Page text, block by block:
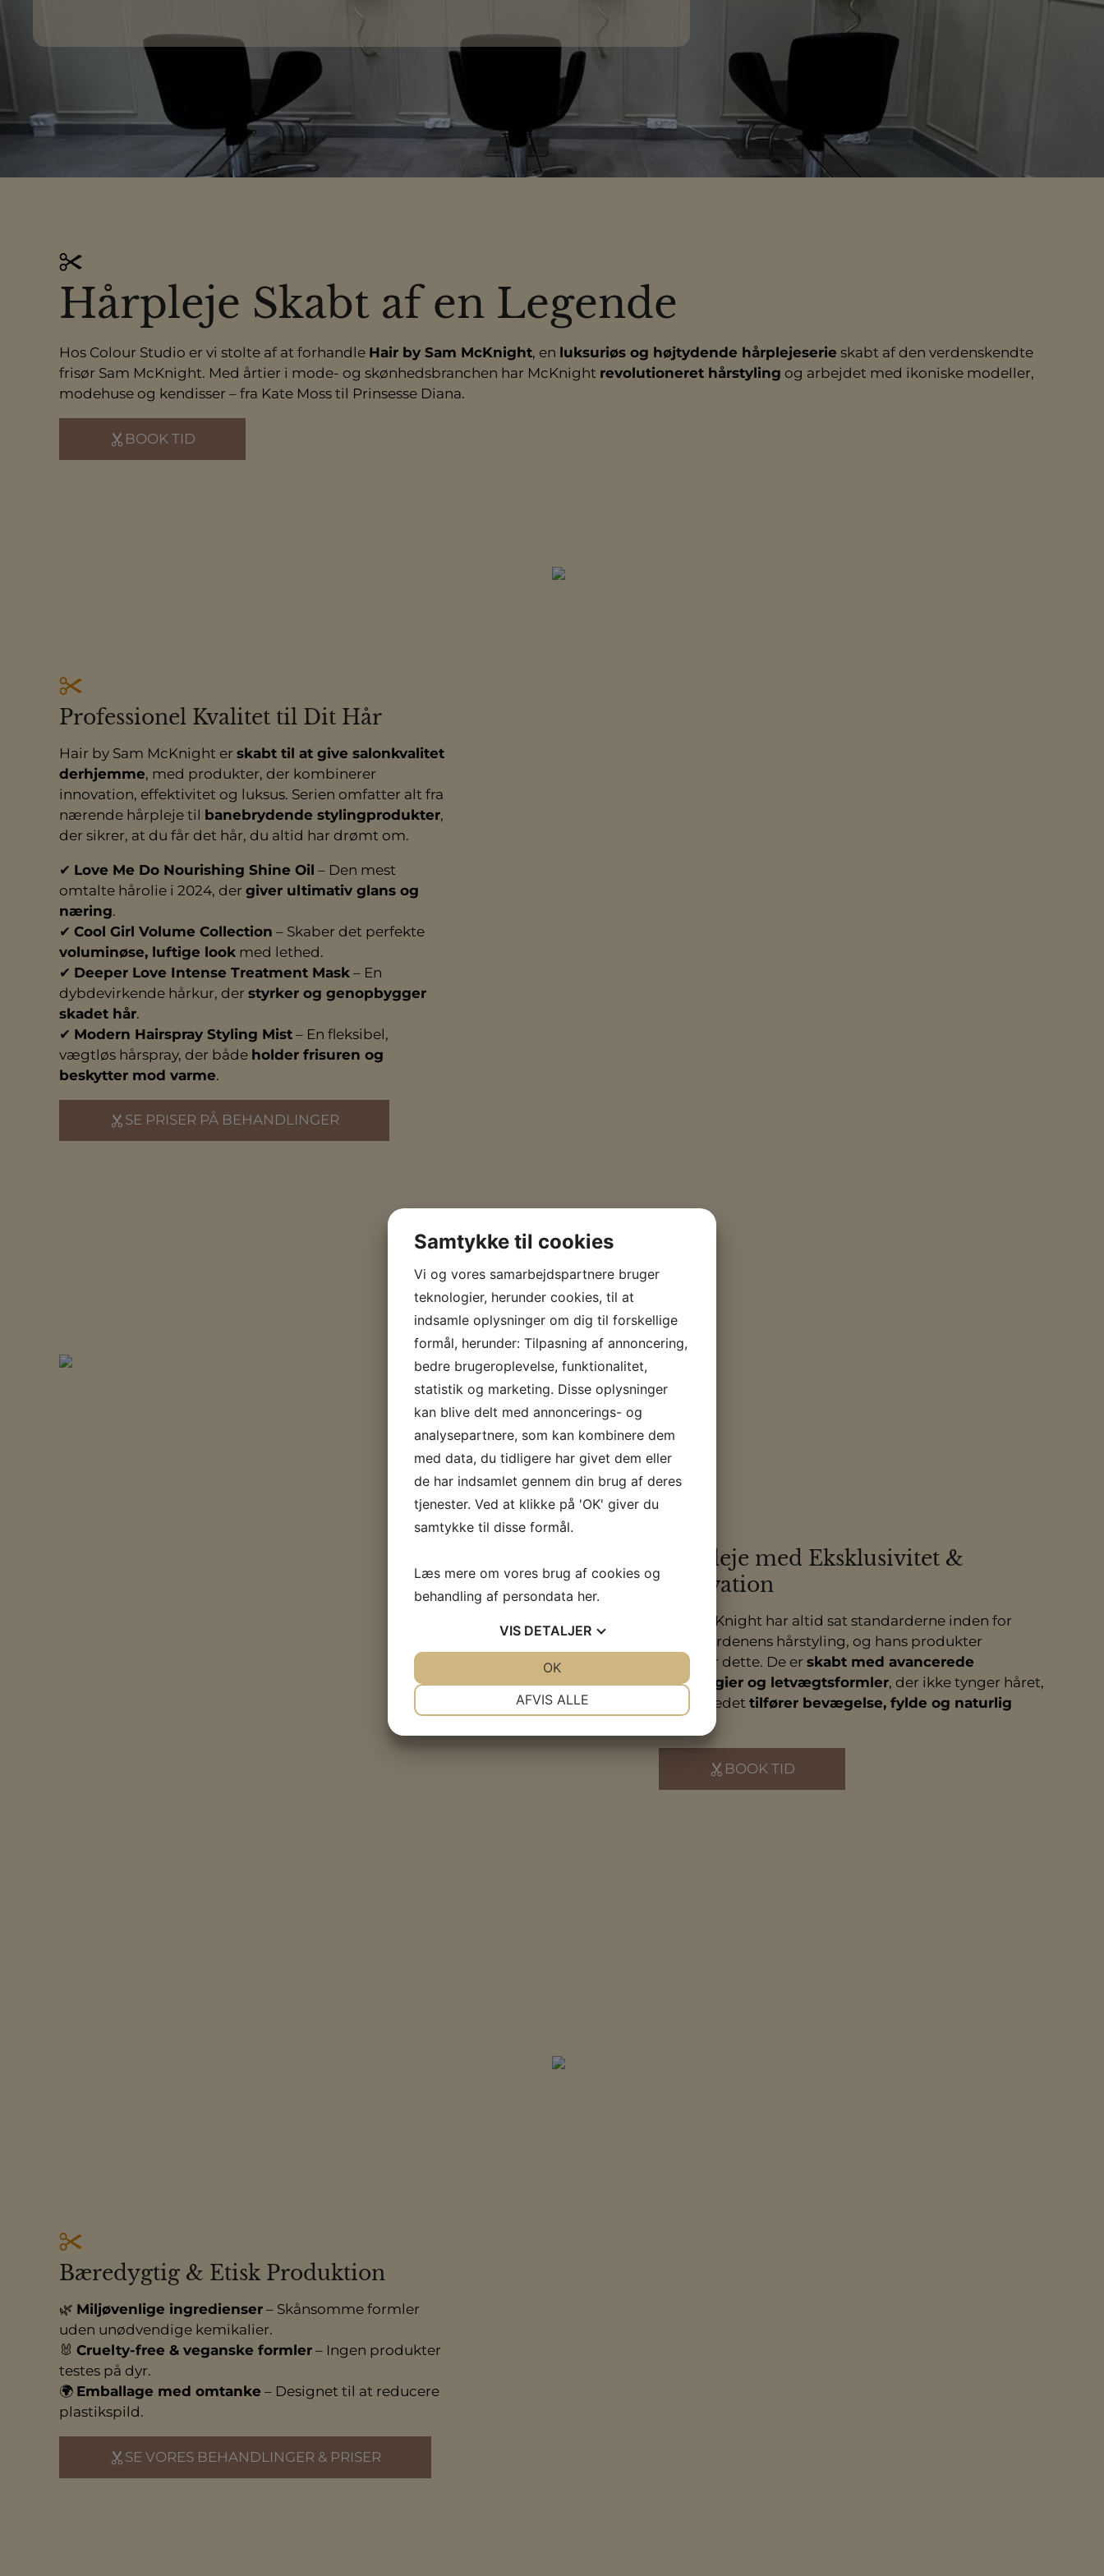
Hårpleje Skabt af en Legende
Hos Colour Studio er vi stolte af at forhandle Hair by Sam McKnight, en luksuriøs og højtydende hårplejeserie skabt af den verdenskendte
frisør Sam McKnight. Med årtier i mode- og skønhedsbranchen har McKnight revolutioneret hårstyling og arbejdet med ikoniske modeller,
modehuse og kendisser – fra Kate Moss til Prinsesse Diana.
BOOK TID
Professionel Kvalitet til Dit Hår
Hair by Sam McKnight er skabt til at give salonkvalitet
derhjemme, med produkter, der kombinerer
innovation, effektivitet og luksus. Serien omfatter alt fra
nærende hårpleje til banebrydende stylingprodukter,
der sikrer, at du får det hår, du altid har drømt om.
✔ Love Me Do Nourishing Shine Oil – Den mest
omtalte hårolie i 2024, der giver ultimativ glans og
næring.
✔ Cool Girl Volume Collection – Skaber det perfekte
voluminøse, luftige look med lethed.
✔ Deeper Love Intense Treatment Mask – En
dybdevirkende hårkur, der styrker og genopbygger
skadet hår.
✔ Modern Hairspray Styling Mist – En fleksibel,
vægtløs hårspray, der både holder frisuren og
beskytter mod varme.
SE PRISER PÅ BEHANDLINGER
Hårpleje med Eksklusivitet &
Innovation
Sam McKnight har altid sat standarderne inden for
modeverdenens hårstyling, og hans produkter
afspejler dette. De er skabt med avancerede
teknologier og letvægtsformler, der ikke tynger håret,
men i stedet tilfører bevægelse, fylde og naturlig
BOOK TID
Bæredygtig & Etisk Produktion
🌿 Miljøvenlige ingredienser – Skånsomme formler
uden unødvendige kemikalier.
🐰 Cruelty-free & veganske formler – Ingen produkter
testes på dyr.
🌍 Emballage med omtanke – Designet til at reducere
plastikspild.
SE VORES BEHANDLINGER & PRISER
Samtykke til cookies
Vi og vores samarbejdspartnere bruger
teknologier, herunder cookies, til at
indsamle oplysninger om dig til forskellige
formål, herunder: Tilpasning af annoncering,
bedre brugeroplevelse, funktionalitet,
statistik og marketing. Disse oplysninger
kan blive delt med annoncerings- og
analysepartnere, som kan kombinere dem
med data, du tidligere har givet dem eller
de har indsamlet gennem din brug af deres
tjenester. Ved at klikke på 'OK' giver du
samtykke til disse formål.
Læs mere om vores brug af cookies og
behandling af persondata her.
VIS DETALJER
AFVIS ALLE
OK